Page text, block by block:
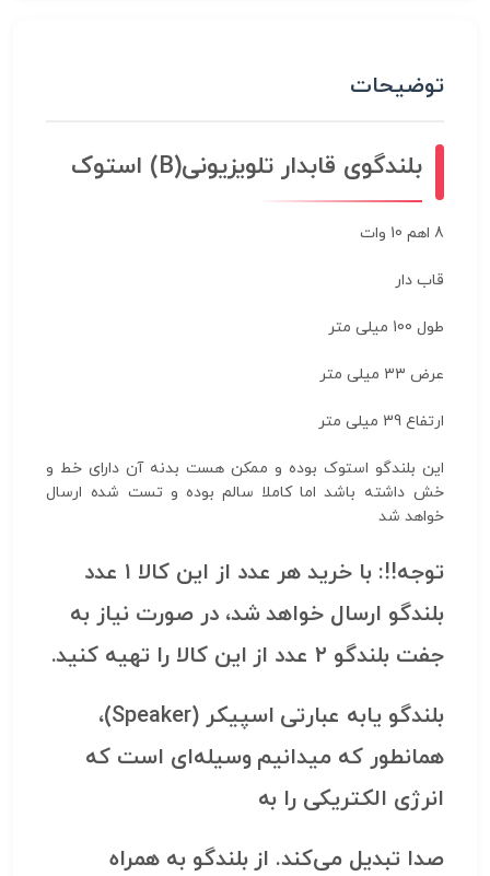
توضیحات
بلندگوی قابدار تلویزیونی(B) استوک
8 اهم 10 وات
قاب دار
طول 100 میلی متر
عرض ۳۳ میلی متر
ارتفاع 39 میلی متر
این بلندگو استوک بوده و ممکن هست بدنه آن دارای خط و
خش داشته باشد اما کاملا سالم بوده و تست شده ارسال
خواهد شد
توجه!!:
با خرید هر عدد از این کالا ۱ عدد
بلندگو ارسال خواهد شد، در صورت نیاز به
جفت بلندگو ۲ عدد از این کالا را تهیه کنید.
بلندگو یابه عبارتی اسپیکر
(Speaker)،
همانطور که میدانیم وسیله‌ای است که
انرژی الکتریکی را به
صدا تبدیل می‌کند. از بلندگو به همراه